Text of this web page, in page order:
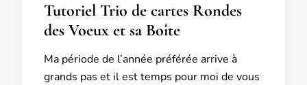
Tutoriel Trio de cartes Rondes
des Voeux et sa Boîte
Ma période de l’année préférée arrive à
grands pas et il est temps pour moi de vous